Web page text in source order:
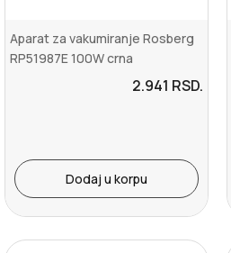
Aparat za vakumiranje Rosberg
RP51987E 100W crna
2.941 RSD.
Dodaj u korpu